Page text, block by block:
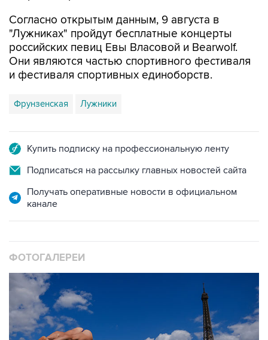
Согласно открытым данным, 9 августа в
"Лужниках" пройдут бесплатные концерты
российских певиц Евы Власовой и Bearwolf.
Они являются частью спортивного фестиваля
и фестиваля спортивных единоборств.
Фрунзенская Лужники
Купить подписку на профессиональную ленту
Подписаться на рассылку главных новостей сайта
Получать оперативные новости в официальном
канале
ФОТОГАЛЕРЕИ